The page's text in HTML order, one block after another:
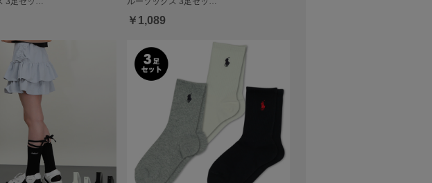
￥1,089